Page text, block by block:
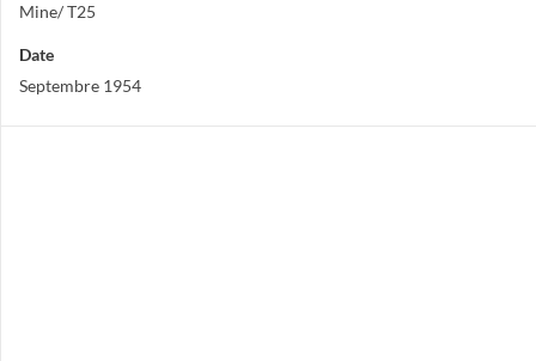
Mine/ T25
Date
Septembre 1954